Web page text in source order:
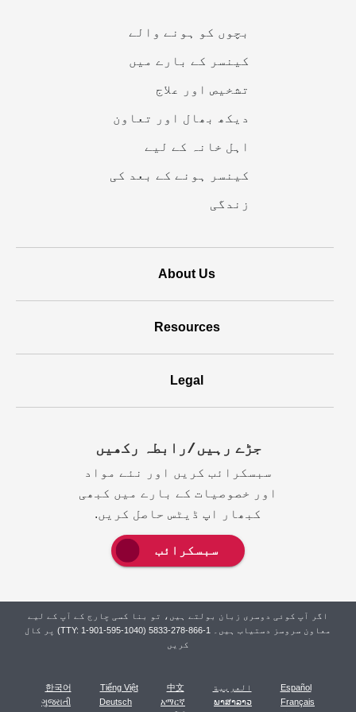
ہے
بچوں کو ہونے والے
کینسر کے بارے میں
تشخیص اور علاج
دیکھ بھال اور تعاون
اہل خانہ کے لیے
کینسر ہونے کے بعد کی
زندگی
About Us
Resources
Legal
جڑے رہیں/رابطہ رکھيں
سبسکرائب کریں اور نئے مواد
اور خصوصیات کے بارے میں کبھی
کبھار اپ ڈیٹس حاصل کریں.
سبسکرائب
اگر آپ کوئی دوسری زبان بولتے ہیں، تو بنا کسی چارج کے آپ کے لیے
معاون سروسز دستیاب ہیں۔ 1-866-278-5833 (TTY: 1-901-595-1040) پر کال
کریں
Español العربية 中文
Tiếng Việt
한국어
Français
ພາສາລາວ
አማርኛ
Deutsch
ગુજરાતી